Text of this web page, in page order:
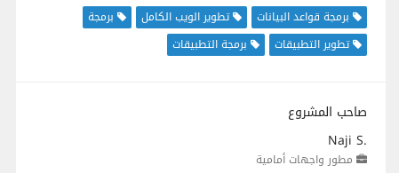
برمجة قواعد البيانات
تطوير الويب الكامل
برمجة
تطوير التطبيقات
برمجة التطبيقات
صاحب المشروع
Naji S.
مطور واجهات أمامية